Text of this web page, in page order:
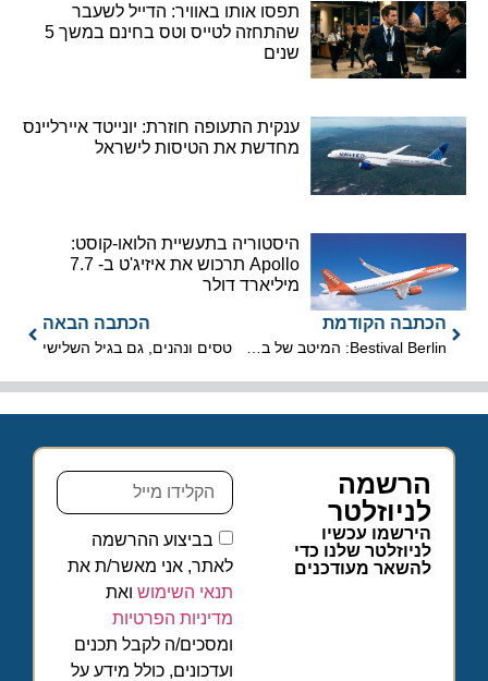
תפסו אותו באוויר: הדייל לשעבר
שהתחזה לטייס וטס בחינם במשך 5
שנים
ענקית התעופה חוזרת: יונייטד איירליינס
מחדשת את הטיסות לישראל
היסטוריה בתעשיית הלואו-קוסט:
Apollo תרכוש את איזיג'ט ב- 7.7
מיליארד דולר
הכתבה הקודמת הכתבה הבאה
טסים ונהנים, גם בגיל השלישי
הרשמה
לניוזלטר
הירשמו עכשיו
לניוזלטר שלנו כדי
להשאר מעודכנים
בביצוע ההרשמה
לאתר, אני מאשר/ת את
תנאי השימוש ואת
מדיניות הפרטיות
ומסכים/ה לקבל תכנים
ועדכונים, כולל מידע על